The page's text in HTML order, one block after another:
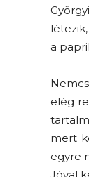
a
elég
mert
egyre